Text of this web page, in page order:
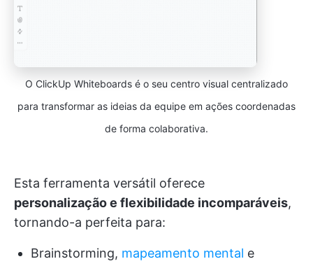
O ClickUp Whiteboards é o seu centro visual centralizado
para transformar as ideias da equipe em ações coordenadas
de forma colaborativa.
Esta ferramenta versátil oferece
personalização e flexibilidade incomparáveis,
tornando-a perfeita para:
Brainstorming, mapeamento mental e